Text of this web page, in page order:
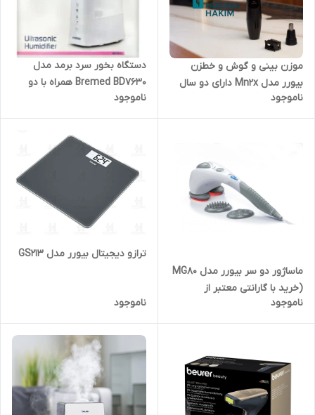
موزن بینی و گوش و خطزن
بیورر مدل Mn2x دارای دو سال
گارانتی و ده سال خدمات پس از
فروش
ناموجود
دستگاه بخور سرد برمد مدل
Bremed BD7630 همراه با دو
سال گارانتی طلایی و ده سال
خدمات پس از فروش آرمین
ناموجود
ماساژور دو سر بیورر مدل MG80
(خرید با گارانتی معتبر از
نمایندگی)
ناموجود
ترازو دیجیتال بیورر مدل GS213
ناموجود